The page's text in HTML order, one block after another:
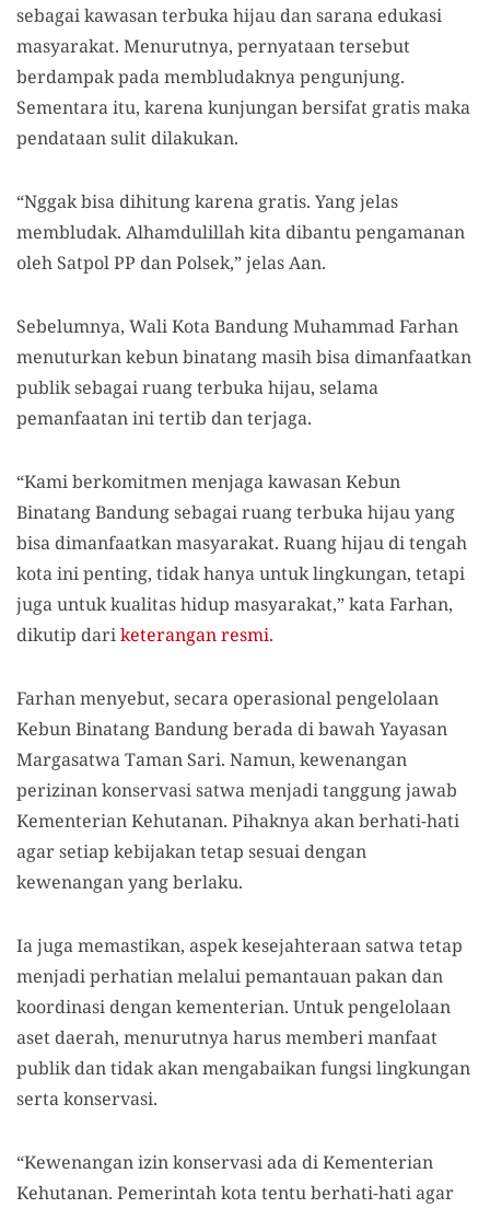
sebagai kawasan terbuka hijau dan sarana edukasi
masyarakat. Menurutnya, pernyataan tersebut
berdampak pada membludaknya pengunjung.
Sementara itu, karena kunjungan bersifat gratis maka
pendataan sulit dilakukan.
“Nggak bisa dihitung karena gratis. Yang jelas
membludak. Alhamdulillah kita dibantu pengamanan
oleh Satpol PP dan Polsek,” jelas Aan.
Sebelumnya, Wali Kota Bandung Muhammad Farhan
menuturkan kebun binatang masih bisa dimanfaatkan
publik sebagai ruang terbuka hijau, selama
pemanfaatan ini tertib dan terjaga.
“Kami berkomitmen menjaga kawasan Kebun
Binatang Bandung sebagai ruang terbuka hijau yang
bisa dimanfaatkan masyarakat. Ruang hijau di tengah
kota ini penting, tidak hanya untuk lingkungan, tetapi
juga untuk kualitas hidup masyarakat,” kata Farhan,
dikutip dariketerangan resmi.
Farhan menyebut, secara operasional pengelolaan
Kebun Binatang Bandung berada di bawah Yayasan
Margasatwa Taman Sari. Namun, kewenangan
perizinan konservasi satwa menjadi tanggung jawab
Kementerian Kehutanan. Pihaknya akan berhati-hati
agar setiap kebijakan tetap sesuai dengan
kewenangan yang berlaku.
Ia juga memastikan, aspek kesejahteraan satwa tetap
menjadi perhatian melalui pemantauan pakan dan
koordinasi dengan kementerian. Untuk pengelolaan
aset daerah, menurutnya harus memberi manfaat
publik dan tidak akan mengabaikan fungsi lingkungan
serta konservasi.
“Kewenangan izin konservasi ada di Kementerian
Kehutanan. Pemerintah kota tentu berhati-hati agar